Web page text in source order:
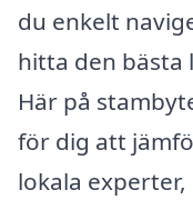
du enkelt
hitta den bästa
Här på
för dig att
lokala